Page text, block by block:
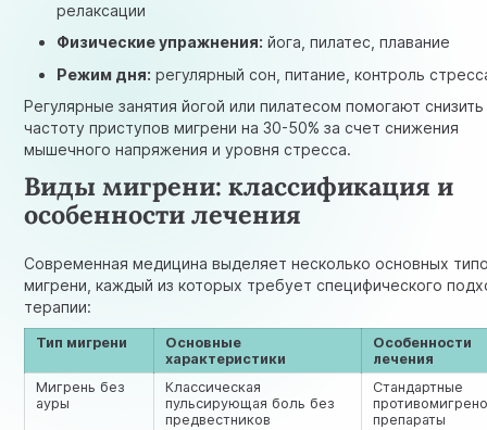
релаксации
Физические упражнения: йога, пилатес, плавание
Режим дня: регулярный сон, питание, контроль
Регулярные занятия йогой или пилатесом помогают снизить
частоту приступов мигрени на 30-50% за счет снижения
мышечного напряжения и уровня стресса.
Виды мигрени: классификация и
особенности лечения
Современная медицина выделяет несколько основных
мигрени, каждый из которых требует специфического
терапии:
Тип мигрени
Основные
характеристики
Особенности
лечения
Мигрень без
ауры
Классическая
пульсирующая боль без
предвестников
Стандартные
препараты